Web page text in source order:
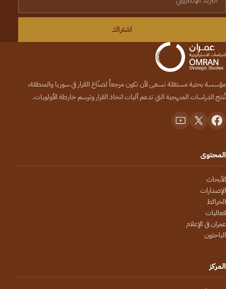
اشتراك
مؤسسة بحثية مستقلة تسعى لأن تكون مرجعاً لصنّاع القرار في سوريا والمنطقة،
تُنتج الدراسات المنهجية التي تدعم آليات اتخاذ القرار وترسم خارطة الأولويات.
المحتوى
الأبحاث
الإصدارات
الخرائط
فعاليات
عمران في الإعلام
الباحثون
المركز